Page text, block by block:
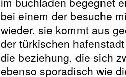
bei einem der besuche
wieder. sie kommt aus
der türkischen
die beziehung, die sich
ebenso sporadisch wie